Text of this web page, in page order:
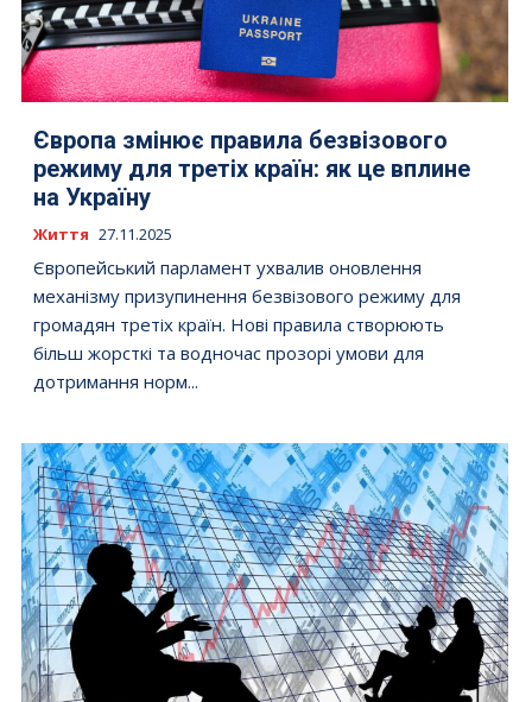
Європа змінює правила безвізового
режиму для третіх країн: як це вплине
на Україну
Життя 27.11.2025
Європейський парламент ухвалив оновлення
механізму призупинення безвізового режиму для
громадян третіх країн. Нові правила створюють
більш жорсткі та водночас прозорі умови для
дотримання норм...